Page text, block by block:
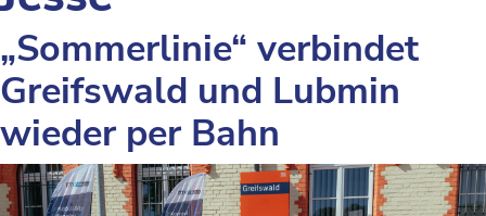
Ab An
Finden
„Sommerlinie“ verbindet
Greifswald und Lubmin
wieder per Bahn